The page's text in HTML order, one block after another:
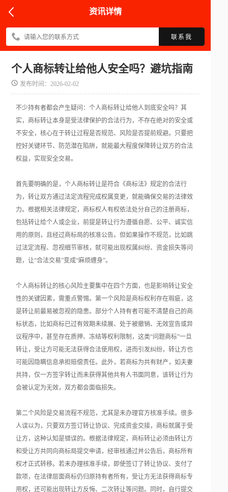
资讯详情
联系我
个人商标转让给他人安全吗？避坑指南
发布时间：2026-02-02
不少持有者都会产生疑问：个人商标转让给他人到底安全吗？其
实，商标转让本身是受法律保护的合法行为，不存在绝对的安全或
不安全，核心在于转让过程是否规范、风险是否提前规避。只要把
控好关键环节、防范潜在陷阱，就能最大程度保障转让双方的合法
权益，实现安全交易。
首先要明确的是，个人商标转让是符合《商标法》规定的合法行
为，转让双方通过法定流程完成权属变更，就能确保交易的法律效
力。根据相关法律规定，商标权人有权依法处分自己的注册商标，
包括转让给个人或企业，前提是转让行为遵循自愿、公平、诚实信
用的原则，且经过商标局的核准公告。但如果操作不规范，比如跳
过法定流程、忽视细节审核，就可能出现权属纠纷、资金损失等问
题，让“合法交易”变成“麻烦缠身”。
个人商标转让的核心风险主要集中在四个方面，也是影响转让安全
性的关键因素，需重点警惕。第一个风险是商标权利存在瑕疵，这
是转让前最易被忽视的隐患。部分个人持有者可能不清楚自己的商
标状态，比如商标已过有效期未续展、处于被撤销、无效宣告或异
议程序中，甚至存在质押、冻结等权利限制，这类“问题商标”一旦
转让，受让方可能无法获得合法使用权，进而引发纠纷，转让方也
可能因隐瞒信息承担赔偿责任。此外，若商标为共有财产，如夫妻
共持，仅一方签字转让而未获得其他共有人书面同意，该转让行为
会被认定为无效，双方都会面临损失。
第二个风险是交易流程不规范，尤其是未办理官方核准手续。很多
人误以为，只要双方签订转让协议、完成资金交接，商标就属于受
让方，这种认知是错误的。根据法律规定，商标转让必须由转让方
和受让方共同向商标局提交申请，经审核通过并公告后，商标所有
权才正式转移。若未办理核准手续，即使签订了转让协议、支付了
款项，在法律层面商标仍归原持有者所有，受让方无法获得商标专
用权，还可能出现转让方反悔、二次转让等问题。同时，自行提交